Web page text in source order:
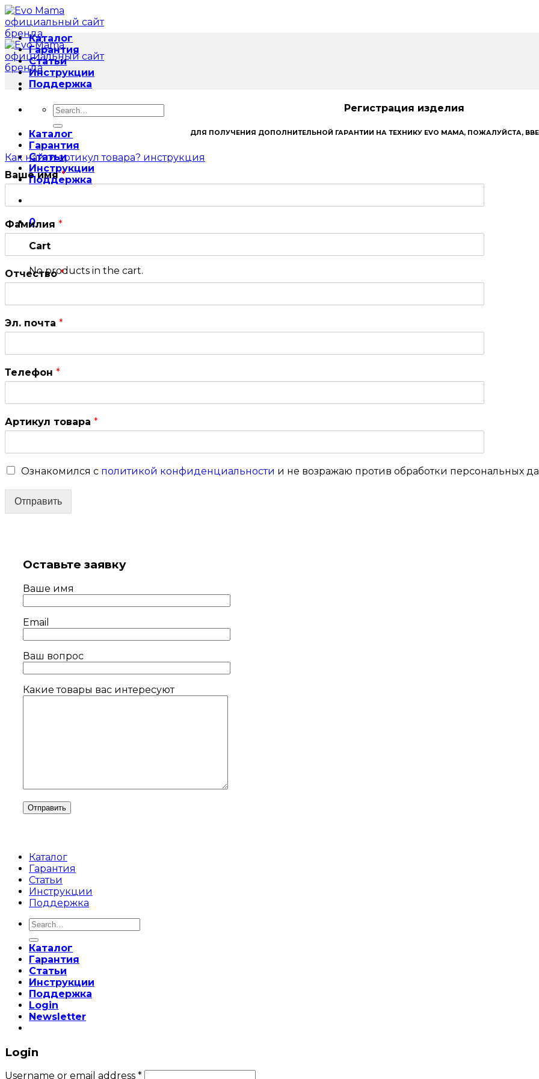
Skip
to
content
Search
for:
Каталог
Гарантия
Статьи
Инструкции
Поддержка
0
Cart
No products in the cart.
Каталог
Гарантия
Статьи
Инструкции
Поддержка
Регистрация изделия
ДЛЯ ПОЛУЧЕНИЯ ДОПОЛНИТЕЛЬНОЙ ГАРАНТИИ НА ТЕХНИКУ EVO MAMA, ПОЖАЛУЙСТА,
Как найти артикул товара? инструкция
Ваше имя*
Фамилия *
Отчество*
Эл. почта *
Телефон *
Артикул товара *
Ознакомился с политикой конфиденциальности и не возражаю против обработки персональных
Отправить
Оставьте заявку
Ваше имя
Email
Ваш вопрос
Какие товары вас интересуют
Каталог
Гарантия
Статьи
Инструкции
Поддержка
Search
for:
Каталог
Гарантия
Статьи
Инструкции
Поддержка
Login
Newsletter
Login
Username or email address *